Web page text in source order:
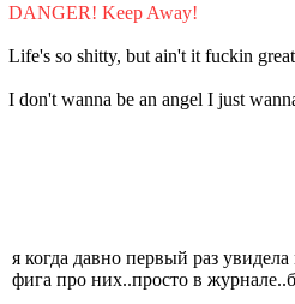
DANGER! Keep Away!
Life's so shitty, but ain't it fuckin
I don't wanna be an angel I just
я когда давно первый раз
фига про них..просто в